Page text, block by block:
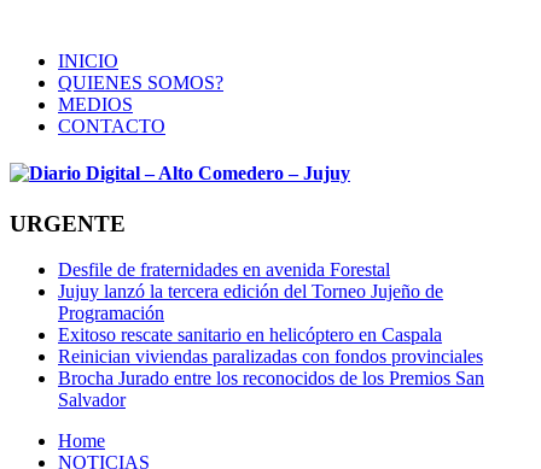
INICIO
QUIENES SOMOS?
MEDIOS
CONTACTO
URGENTE
Desfile de fraternidades en avenida Forestal
Jujuy lanzó la tercera edición del Torneo Jujeño de
Programación
Exitoso rescate sanitario en helicóptero en Caspala
Reinician viviendas paralizadas con fondos provinciales
Brocha Jurado entre los reconocidos de los Premios San
Salvador
Home
NOTICIAS